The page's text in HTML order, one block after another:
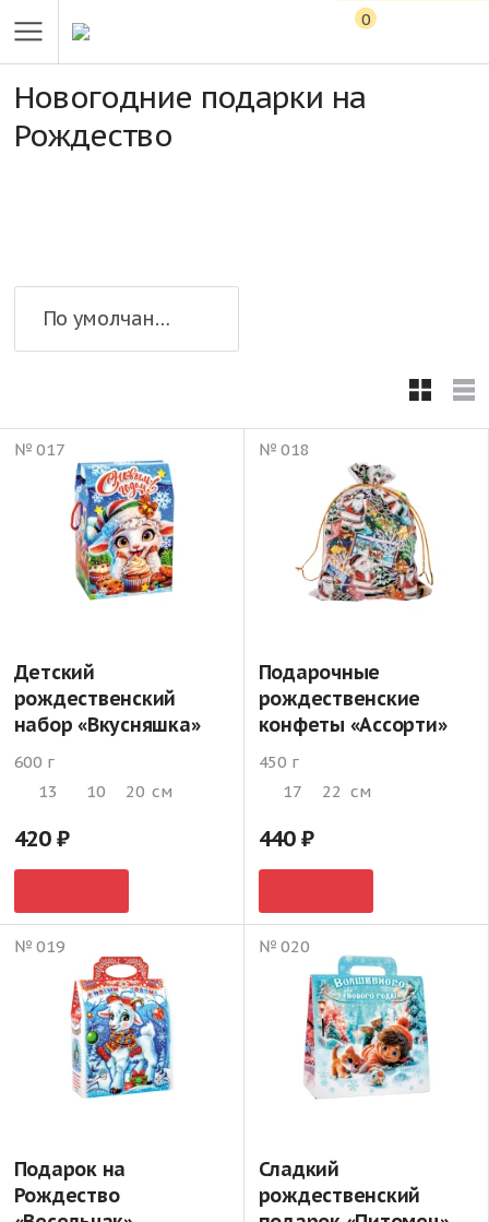
0
Новогодние подарки на
Рождество
По умолчанию
№ 017
Детский
рождественский
набор «Вкусняшка»
600 г
13
10 20 см
420
№ 018
Подарочные
рождественские
конфеты «Ассорти»
450 г
17
22 см
440
№ 019
Подарок на
Рождество
№ 020
Сладкий
рождественский